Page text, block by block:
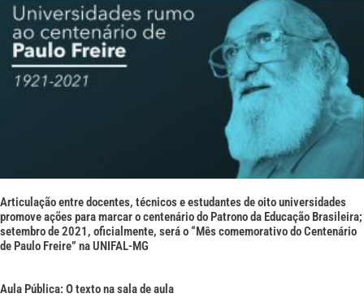
Articulação entre docentes, técnicos e estudantes de oito universidades
promove ações para marcar o centenário do Patrono da Educação Brasileira;
setembro de 2021, oficialmente, será o “Mês comemorativo do Centenário
de Paulo Freire” na UNIFAL-MG
Aula Pública: O texto na sala de aula